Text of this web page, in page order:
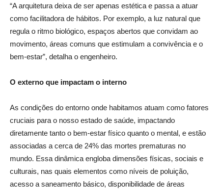
“A arquitetura deixa de ser apenas estética e passa a atuar
como facilitadora de hábitos. Por exemplo, a luz natural que
regula o ritmo biológico, espaços abertos que convidam ao
movimento, áreas comuns que estimulam a convivência e o
bem-estar”, detalha o engenheiro.
O externo que impactam o interno
As condições do entorno onde habitamos atuam como fatores
cruciais para o nosso estado de saúde, impactando
diretamente tanto o bem-estar físico quanto o mental, e estão
associadas a cerca de 24% das mortes prematuras no
mundo. Essa dinâmica engloba dimensões físicas, sociais e
culturais, nas quais elementos como níveis de poluição,
acesso a saneamento básico, disponibilidade de áreas